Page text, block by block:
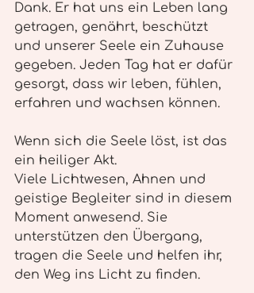
Dank. Er hat uns ein Leben lang
getragen, genährt, beschützt
und unserer Seele ein Zuhause
gegeben. Jeden Tag hat er dafür
gesorgt, dass wir leben, fühlen,
erfahren und wachsen können.
Wenn sich die Seele löst, ist das
ein heiliger Akt.
Viele Lichtwesen, Ahnen und
geistige Begleiter sind in diesem
Moment anwesend. Sie
unterstützen den Übergang,
tragen die Seele und helfen ihr,
den Weg ins Licht zu finden.